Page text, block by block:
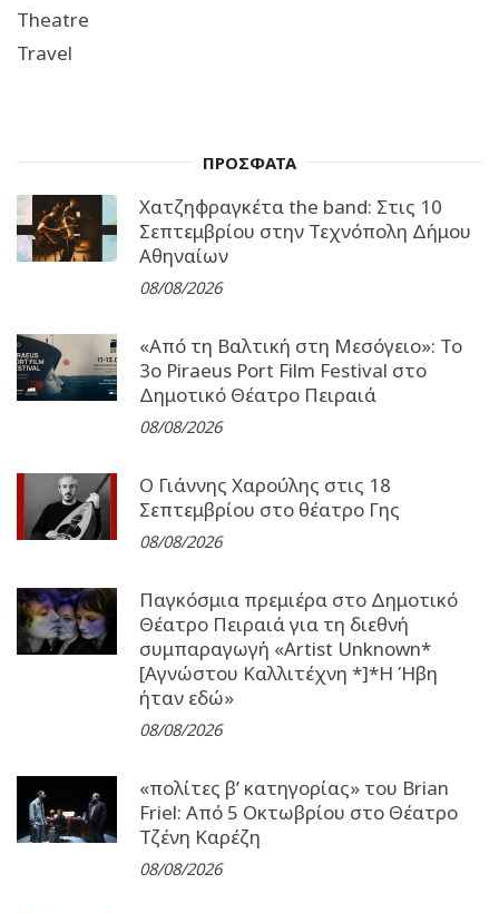
Theatre
Travel
ΠΡΟΣΦΑΤΑ
Χατζηφραγκέτα the band: Στις 10
Σεπτεμβρίου στην Τεχνόπολη Δήμου
Αθηναίων
08/08/2026
«Από τη Βαλτική στη Μεσόγειο»: Το
3o Piraeus Port Film Festival στο
Δημοτικό Θέατρο Πειραιά
08/08/2026
Ο Γιάννης Χαρούλης στις 18
Σεπτεμβρίου στο θέατρο Γης
08/08/2026
Παγκόσμια πρεμιέρα στο Δημοτικό
Θέατρο Πειραιά για τη διεθνή
συμπαραγωγή «Artist Unknown*
[Αγνώστου Καλλιτέχνη *]*Η Ήβη
ήταν εδώ»
08/08/2026
«πολίτες β’ κατηγορίας» του Brian
Friel: Από 5 Οκτωβρίου στο Θέατρο
Τζένη Καρέζη
08/08/2026